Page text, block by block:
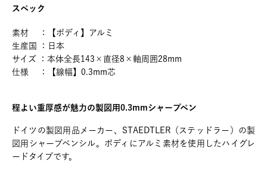
スペック
素材 ：【ボディ】アルミ
生産国 ：日本
サイズ ：本体全長143×直径8×軸周囲28mm
仕様 ：【線幅】0.3mm芯
程よい重厚感が魅力の製図用0.3mmシャープペン
ドイツの製図用品メーカー、STAEDTLER（ステッドラー）の製
図用シャープペンシル。ボディにアルミ素材を使用したハイグレ
ードタイプです。